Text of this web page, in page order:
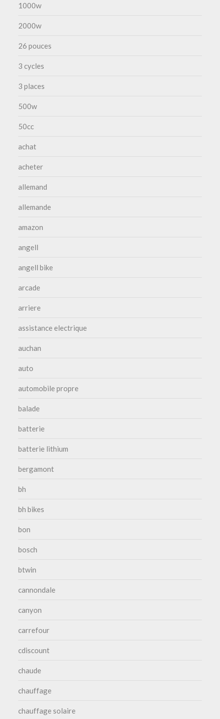
1000w
2000w
26 pouces
3 cycles
3 places
500w
50cc
achat
acheter
allemand
allemande
amazon
angell
angell bike
arcade
arriere
assistance electrique
auchan
auto
automobile propre
balade
batterie
batterie lithium
bergamont
bh
bh bikes
bon
bosch
btwin
cannondale
canyon
carrefour
cdiscount
chaude
chauffage
chauffage solaire